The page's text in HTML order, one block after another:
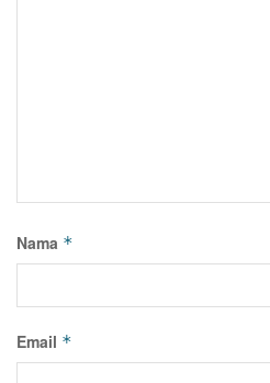
Nama *
Email *